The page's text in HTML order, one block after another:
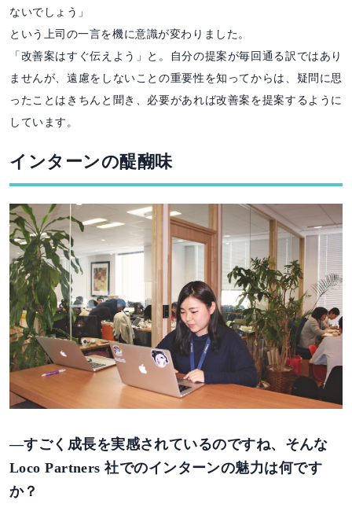
ないでしょう」
という上司の一言を機に意識が変わりました。
「改善案はすぐ伝えよう」と。自分の提案が毎回通る訳ではあり
ませんが、遠慮をしないことの重要性を知ってからは、疑問に思
ったことはきちんと聞き、必要があれば改善案を提案するように
しています。
インターンの醍醐味
―すごく成長を実感されているのですね、そんな
Loco Partners 社でのインターンの魅力は何です
か？